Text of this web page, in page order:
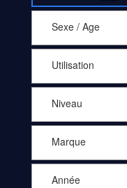
Sexe / Age
Utilisation
Niveau
Marque
Année